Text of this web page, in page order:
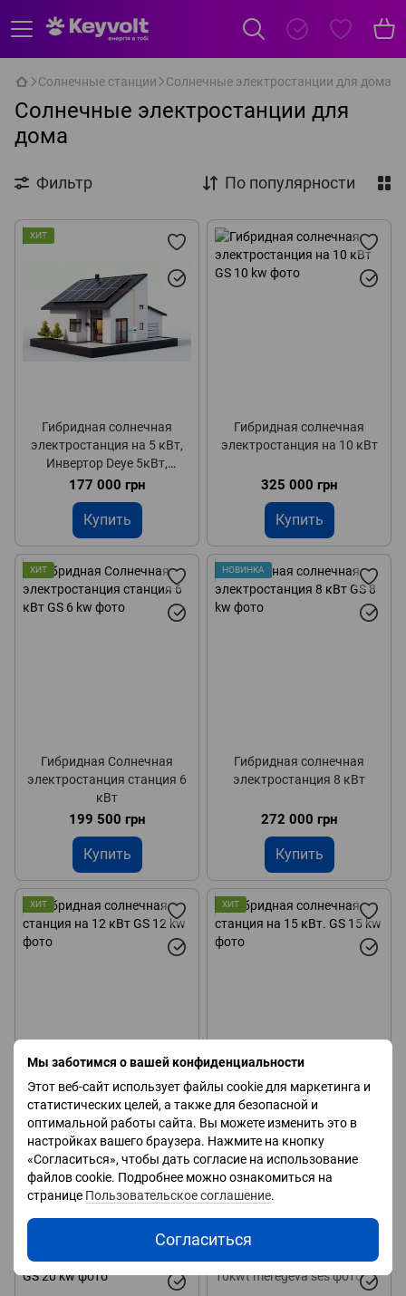
Мы заботимся о вашей конфиденциальности
Этот веб-сайт использует файлы cookie для маркетинга и
статистических целей, а также для безопасной и
оптимальной работы сайта. Вы можете изменить это в
настройках вашего браузера. Нажмите на кнопку
«Согласиться», чтобы дать согласие на использование
файлов cookie. Подробнее можно ознакомиться на
странице Пользовательское соглашение.
Согласиться
Солнечные станции Солнечные электростанции для дома
Солнечные электростанции для
дома
Фильтр По популярности
ХИТ
Гибридная солнечная
электростанция на 5 кВт,
Инвертор Deye 5кВт,
Полный комплект СЭС
177 000 грн
Купить
Гибридная солнечная
электростанция на 10 кВт
325 000 грн
Купить
ХИТ
Гибридная Солнечная
электростанция станция 6
кВт
199 500 грн
Купить
НОВИНКА
Гибридная солнечная
электростанция 8 кВт
272 000 грн
Купить
ХИТ
Гибридная солнечная
станция на 12 кВт
367 000 грн
Купить
ХИТ
Гибридная солнечная
станция на 15 кВт.
453 000 грн
НОВИНКА